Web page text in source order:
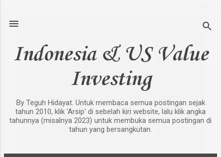
Indonesia & US Value
Investing
By Teguh Hidayat. Untuk membaca semua postingan sejak
tahun 2010, klik 'Arsip' di sebelah kiri website, lalu klik angka
tahunnya (misalnya 2023) untuk membuka semua postingan di
tahun yang bersangkutan.